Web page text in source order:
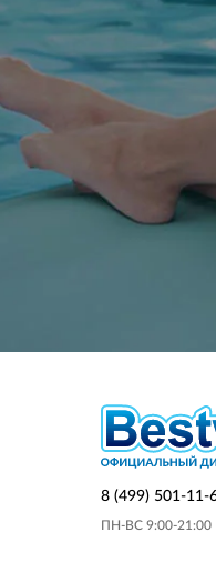
8 (499) 501-11-
ПН-ВС 9:00-21:00